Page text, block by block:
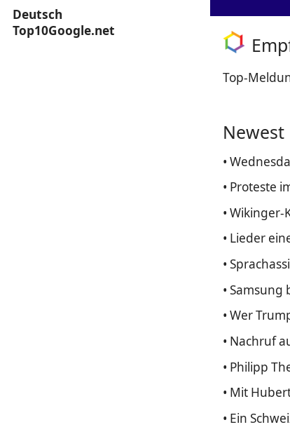
Deutsch
Top10Google.net
Top-
Newest
•
• Proteste
•
• Lieder
•
•
• Wer
• Nachruf
• Philipp
• Mit
• Ein